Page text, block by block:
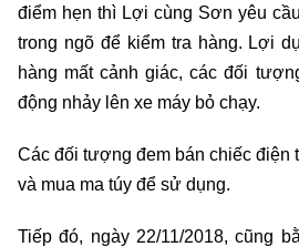
điểm hẹn thì Lợi cùng Sơn yêu
trong ngõ để kiểm tra hàng. Lợi
hàng mất cảnh giác, các đối
động nhảy lên xe máy bỏ chạy.
Các đối tượng đem bán chiếc điện
và mua ma túy để sử dụng.
Tiếp đó, ngày 22/11/2018, cũng